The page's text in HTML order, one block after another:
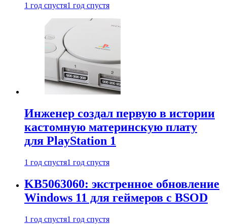
1 год спустя1 год спустя
Инженер создал первую в истории
кастомную материнскую плату
для PlayStation 1
1 год спустя1 год спустя
KB5063060: экстренное обновление
Windows 11 для геймеров с BSOD
1 год спустя1 год спустя